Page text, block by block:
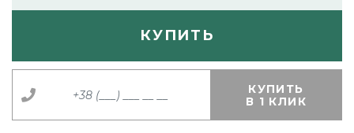
КУПИТЬ
КУПИТЬ
В 1 КЛИК